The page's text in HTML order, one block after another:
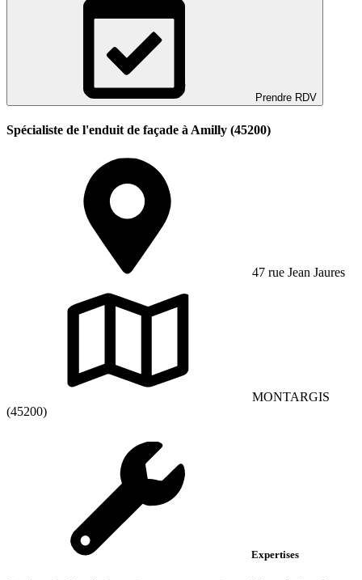
Prendre RDV
Spécialiste de l'enduit de façade à Amilly (45200)
47 rue Jean Jaures
MONTARGIS
(45200)
Expertises